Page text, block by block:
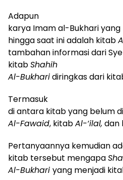
Adapun
karya Imam al-Bukhari
hingga saat iniadalah kitab
tambahan informasi dari
kitabShahih
Al-Bukharidiringkas dari
Termasuk
diantara kitab yang belum
Al-Fawaid, kitabAl-‘ilal, dan
Pertanyaannya kemudian
kitab tersebut mengapa
Al-Bukhari yang menjadi